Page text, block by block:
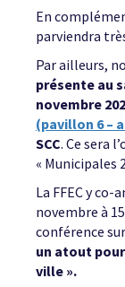
En
parviendra
Par ailleurs,
présente au
novembre
(pavillon 6 –
SCC. Ce sera
« Municipales
La FFEC y co-
novembre à
conférence
un atout
ville ».